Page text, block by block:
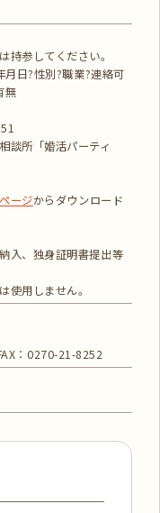
持参してください。
日?性別?職業?連絡可
無
「婚活パーティ
ージからダウンロード
入、独身証明書提出等
用しません。
：0270-21-8252